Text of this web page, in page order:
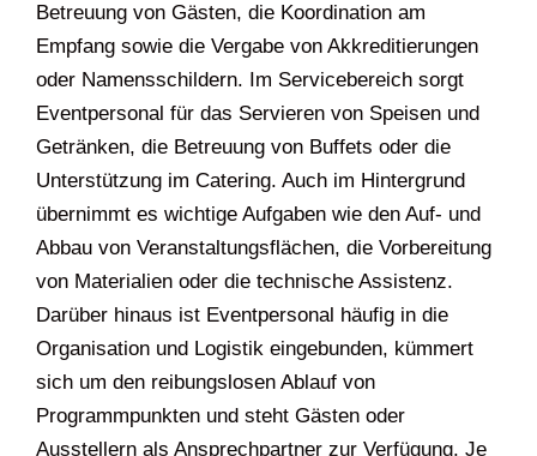
Betreuung von Gästen, die Koordination am
Empfang sowie die Vergabe von Akkreditierungen
oder Namensschildern. Im Servicebereich sorgt
Eventpersonal für das Servieren von Speisen und
Getränken, die Betreuung von Buffets oder die
Unterstützung im Catering. Auch im Hintergrund
übernimmt es wichtige Aufgaben wie den Auf- und
Abbau von Veranstaltungsflächen, die Vorbereitung
von Materialien oder die technische Assistenz.
Darüber hinaus ist Eventpersonal häufig in die
Organisation und Logistik eingebunden, kümmert
sich um den reibungslosen Ablauf von
Programmpunkten und steht Gästen oder
Ausstellern als Ansprechpartner zur Verfügung. Je